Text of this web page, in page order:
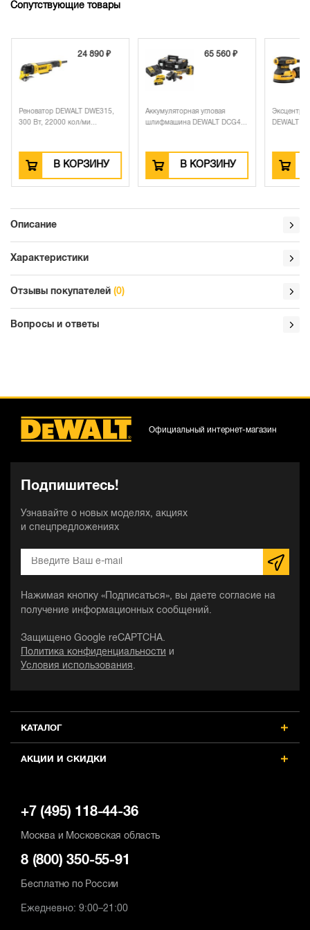
Сопутствующие товары
24 890 ₽
Реноватор DEWALT DWE315,
300 Вт, 22000 кол/ми...
В КОРЗИНУ
65 560 ₽
Аккумуляторная угловая
шлифмашина DEWALT DCG4...
В КОРЗИНУ
DEWALT
Описание
Характеристики
Отзывы покупателей (0)
Вопросы и ответы
КАТАЛОГ
АКЦИИ И СКИДКИ
Подпишитесь!
Узнавайте о новых моделях, акциях
и спецпредложениях
Нажимая кнопку «Подписаться», вы даете согласие на
получение информационных сообщений.
Защищено Google reCAPTCHA.
Политика конфиденциальности
и
Условия использования .
Официальный интернет-магазин
+7 (495) 118-44-36
Москва и Московская область
8 (800) 350-55-91
Бесплатно по России
Ежедневно: 9:00–21:00